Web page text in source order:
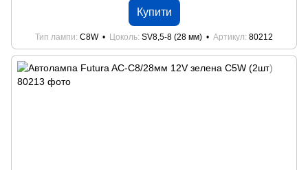
Купити
Тип лампи C8W Цоколь SV8,5-8 (28 мм) Артикул 80212